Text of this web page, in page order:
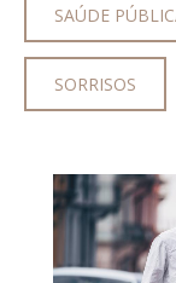
SAÚDE
SORRISOS